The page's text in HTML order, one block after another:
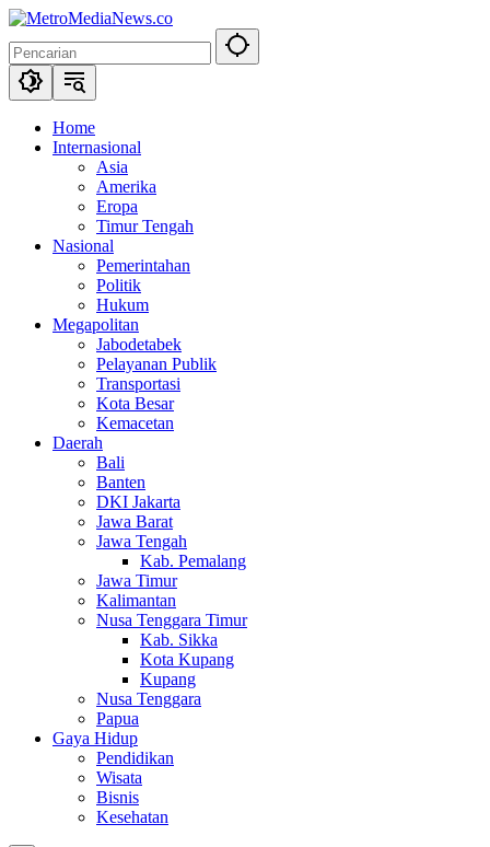
Langsung
konten
Home
Internasional
Asia
Amerika
Eropa
Timur Tengah
Nasional
Pemerintahan
Politik
Hukum
Megapolitan
Jabodetabek
Pelayanan Publik
Transportasi
Kota Besar
Kemacetan
Daerah
Bali
Banten
DKI Jakarta
Jawa Barat
Jawa Tengah
Kab. Pemalang
Jawa Timur
Kalimantan
Nusa Tenggara Timur
Kab. Sikka
Kota Kupang
Kupang
Nusa Tenggara
Papua
Gaya Hidup
Pendidikan
Wisata
Bisnis
Kesehatan